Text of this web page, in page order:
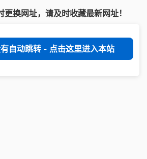
换网址，请及时收藏最新网址！
自动跳转 - 点击这里进入本站